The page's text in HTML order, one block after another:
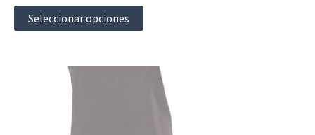
Seleccionar opciones
Este
producto
múltiples
variantes.